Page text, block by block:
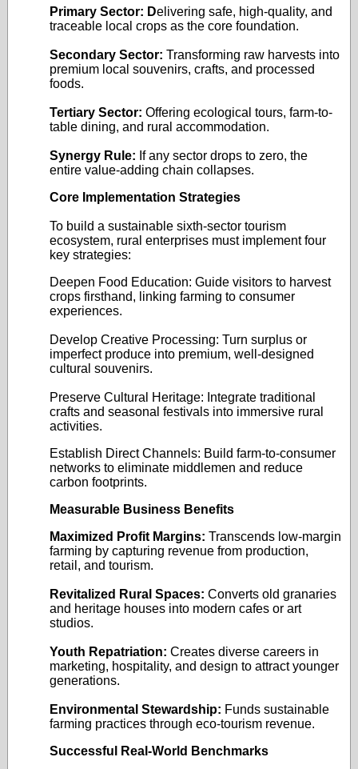
Primary Sector: Delivering safe, high-quality, and
traceable local crops as the core foundation.
Secondary Sector: Transforming raw harvests into
premium local souvenirs, crafts, and processed
foods.
Tertiary Sector: Offering ecological tours, farm-to-
table dining, and rural accommodation.
Synergy Rule: If any sector drops to zero, the
entire value-adding chain collapses.
Core Implementation Strategies
To build a sustainable sixth-sector tourism
ecosystem, rural enterprises must implement four
key strategies:
Deepen Food Education: Guide visitors to harvest
crops firsthand, linking farming to consumer
experiences.
Develop Creative Processing: Turn surplus or
imperfect produce into premium, well-designed
cultural souvenirs.
Preserve Cultural Heritage: Integrate traditional
crafts and seasonal festivals into immersive rural
activities.
Establish Direct Channels: Build farm-to-consumer
networks to eliminate middlemen and reduce
carbon footprints.
Measurable Business Benefits
Maximized Profit Margins: Transcends low-margin
farming by capturing revenue from production,
retail, and tourism.
Revitalized Rural Spaces: Converts old granaries
and heritage houses into modern cafes or art
studios.
Youth Repatriation: Creates diverse careers in
marketing, hospitality, and design to attract younger
generations.
Environmental Stewardship: Funds sustainable
farming practices through eco-tourism revenue.
Successful Real-World Benchmarks